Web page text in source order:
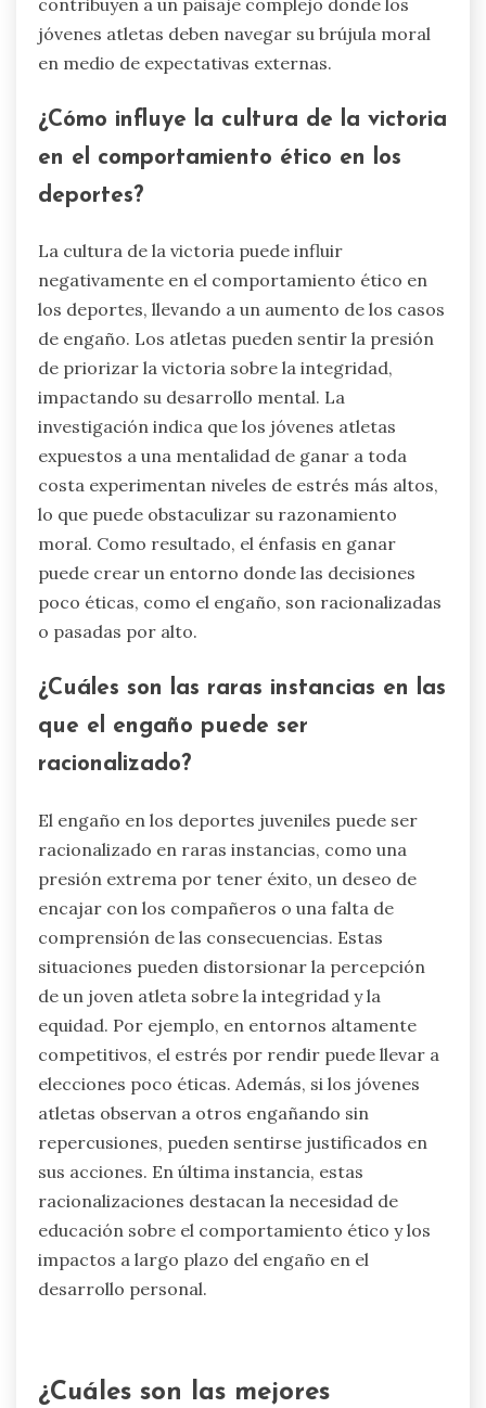
los jóvenes atletas para
mantener la integridad?
para mantener la integridad, principalmente
debido a la presión por tener éxito. El entorno
competitivo a menudo fomenta una mentalidad
donde ganar se prioriza sobre el juego limpio,
llevando a dilemas éticos. El estrés de los
compromisos académicos y atléticos puede
agravar este problema, empujando a los jóvenes
atletas hacia comportamientos deshonestos.
Además, la influencia de compañeros y
entrenadores puede crear valores conflictivos
respecto a la integridad. Estos factores
contribuyen a un paisaje complejo donde los
jóvenes atletas deben navegar su brújula moral
en medio de expectativas externas.
¿Cómo influye la cultura de la victoria
en el comportamiento ético en los
La cultura de la victoria puede influir
negativamente en el comportamiento ético en
los deportes, llevando a un aumento de los casos
de engaño. Los atletas pueden sentir la presión
de priorizar la victoria sobre la integridad,
impactando su desarrollo mental. La
investigación indica que los jóvenes atletas
expuestos a una mentalidad de ganar a toda
costa experimentan niveles de estrés más altos,
lo que puede obstaculizar su razonamiento
moral. Como resultado, el énfasis en ganar
puede crear un entorno donde las decisiones
poco éticas, como el engaño, son racionalizadas
¿Cuáles son las raras instancias en las